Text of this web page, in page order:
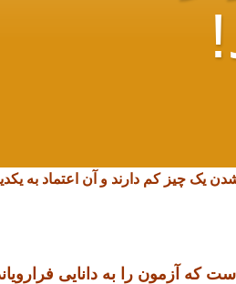
یک چیز کم دارند و آن اعتماد
که آزمون را به دانایی